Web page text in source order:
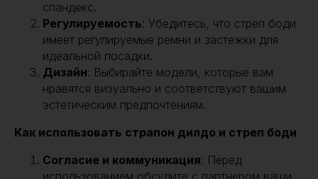
спандекс.
Регулируемость: Убедитесь, что стреп боди
имеет регулируемые ремни и застежки для
идеальной посадки.
Дизайн: Выбирайте модели, которые вам
нравятся визуально и соответствуют вашим
эстетическим предпочтениям.
Как использовать страпон дилдо и стреп боди
Согласие и коммуникация: Перед
использованием обсудите с партнером ваши